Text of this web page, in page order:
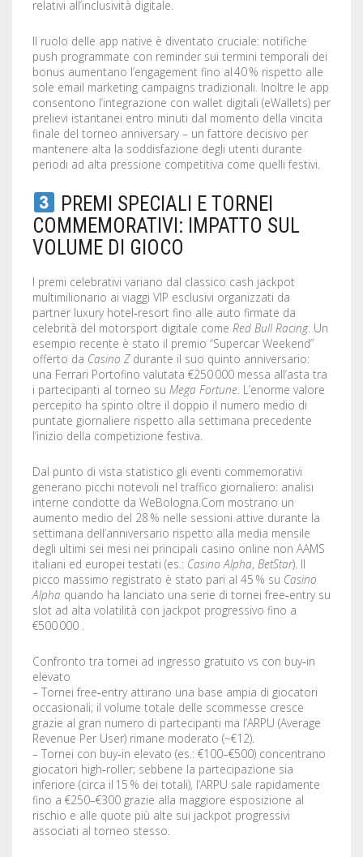
relativi all’inclusività digitale.
Il ruolo delle app native è diventato cruciale: notifiche
push programmate con reminder sui termini temporali dei
bonus aumentano l’engagement fino al 40 % rispetto alle
sole email marketing campaigns tradizionali. Inoltre le app
consentono l’integrazione con wallet digitali (eWallets) per
prelievi istantanei entro minuti dal momento della vincita
finale del torneo anniversary – un fattore decisivo per
mantenere alta la soddisfazione degli utenti durante
periodi ad alta pressione competitiva come quelli festivi.
PREMI SPECIALI E TORNEI
COMMEMORATIVI: IMPATTO SUL
VOLUME DI GIOCO
I premi celebrativi variano dal classico cash jackpot
multimilionario ai viaggi VIP esclusivi organizzati da
partner luxury hotel‑resort fino alle auto firmate da
celebrità del motorsport digitale come Red Bull Racing. Un
esempio recente è stato il premio “Supercar Weekend”
offerto da Casino Zdurante il suo quinto anniversario:
una Ferrari Portofino valutata €250 000 messa all’asta tra
i partecipanti al torneo su Mega Fortune . L’enorme valore
percepito ha spinto oltre il doppio il numero medio di
puntate giornaliere rispetto alla settimana precedente
l’inizio della competizione festiva.
Dal punto di vista statistico gli eventi commemorativi
generano picchi notevoli nel traffico giornaliero: analisi
interne condotte da WeBologna.Com mostrano un
aumento medio del 28 % nelle sessioni attive durante la
settimana dell’anniversario rispetto alla media mensile
degli ultimi sei mesi nei principali casino online non AAMS
italiani ed europei testati (es.: Casino Alpha, BetStar). Il
picco massimo registrato è stato pari al 45 % su Casino
Alpha quando ha lanciato una serie di tornei free‑entry su
slot ad alta volatilità con jackpot progressivo fino a
€500 000 .
Confronto tra tornei ad ingresso gratuito vs con buy‑in
elevato
– Tornei free‑entry attirano una base ampia di giocatori
occasionali; il volume totale delle scommesse cresce
grazie al gran numero di partecipanti ma l’ARPU (Average
Revenue Per User) rimane moderato (~€12).
– Tornei con buy‑in elevato (es.: €100–€500) concentrano
giocatori high‑roller; sebbene la partecipazione sia
inferiore (circa il 15 % dei totali), l’ARPU sale rapidamente
fino a €250–€300 grazie alla maggiore esposizione al
rischio e alle quote più alte sui jackpot progressivi
associati al torneo stesso.